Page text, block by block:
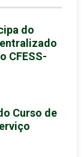
do
CFESS-
Curso de